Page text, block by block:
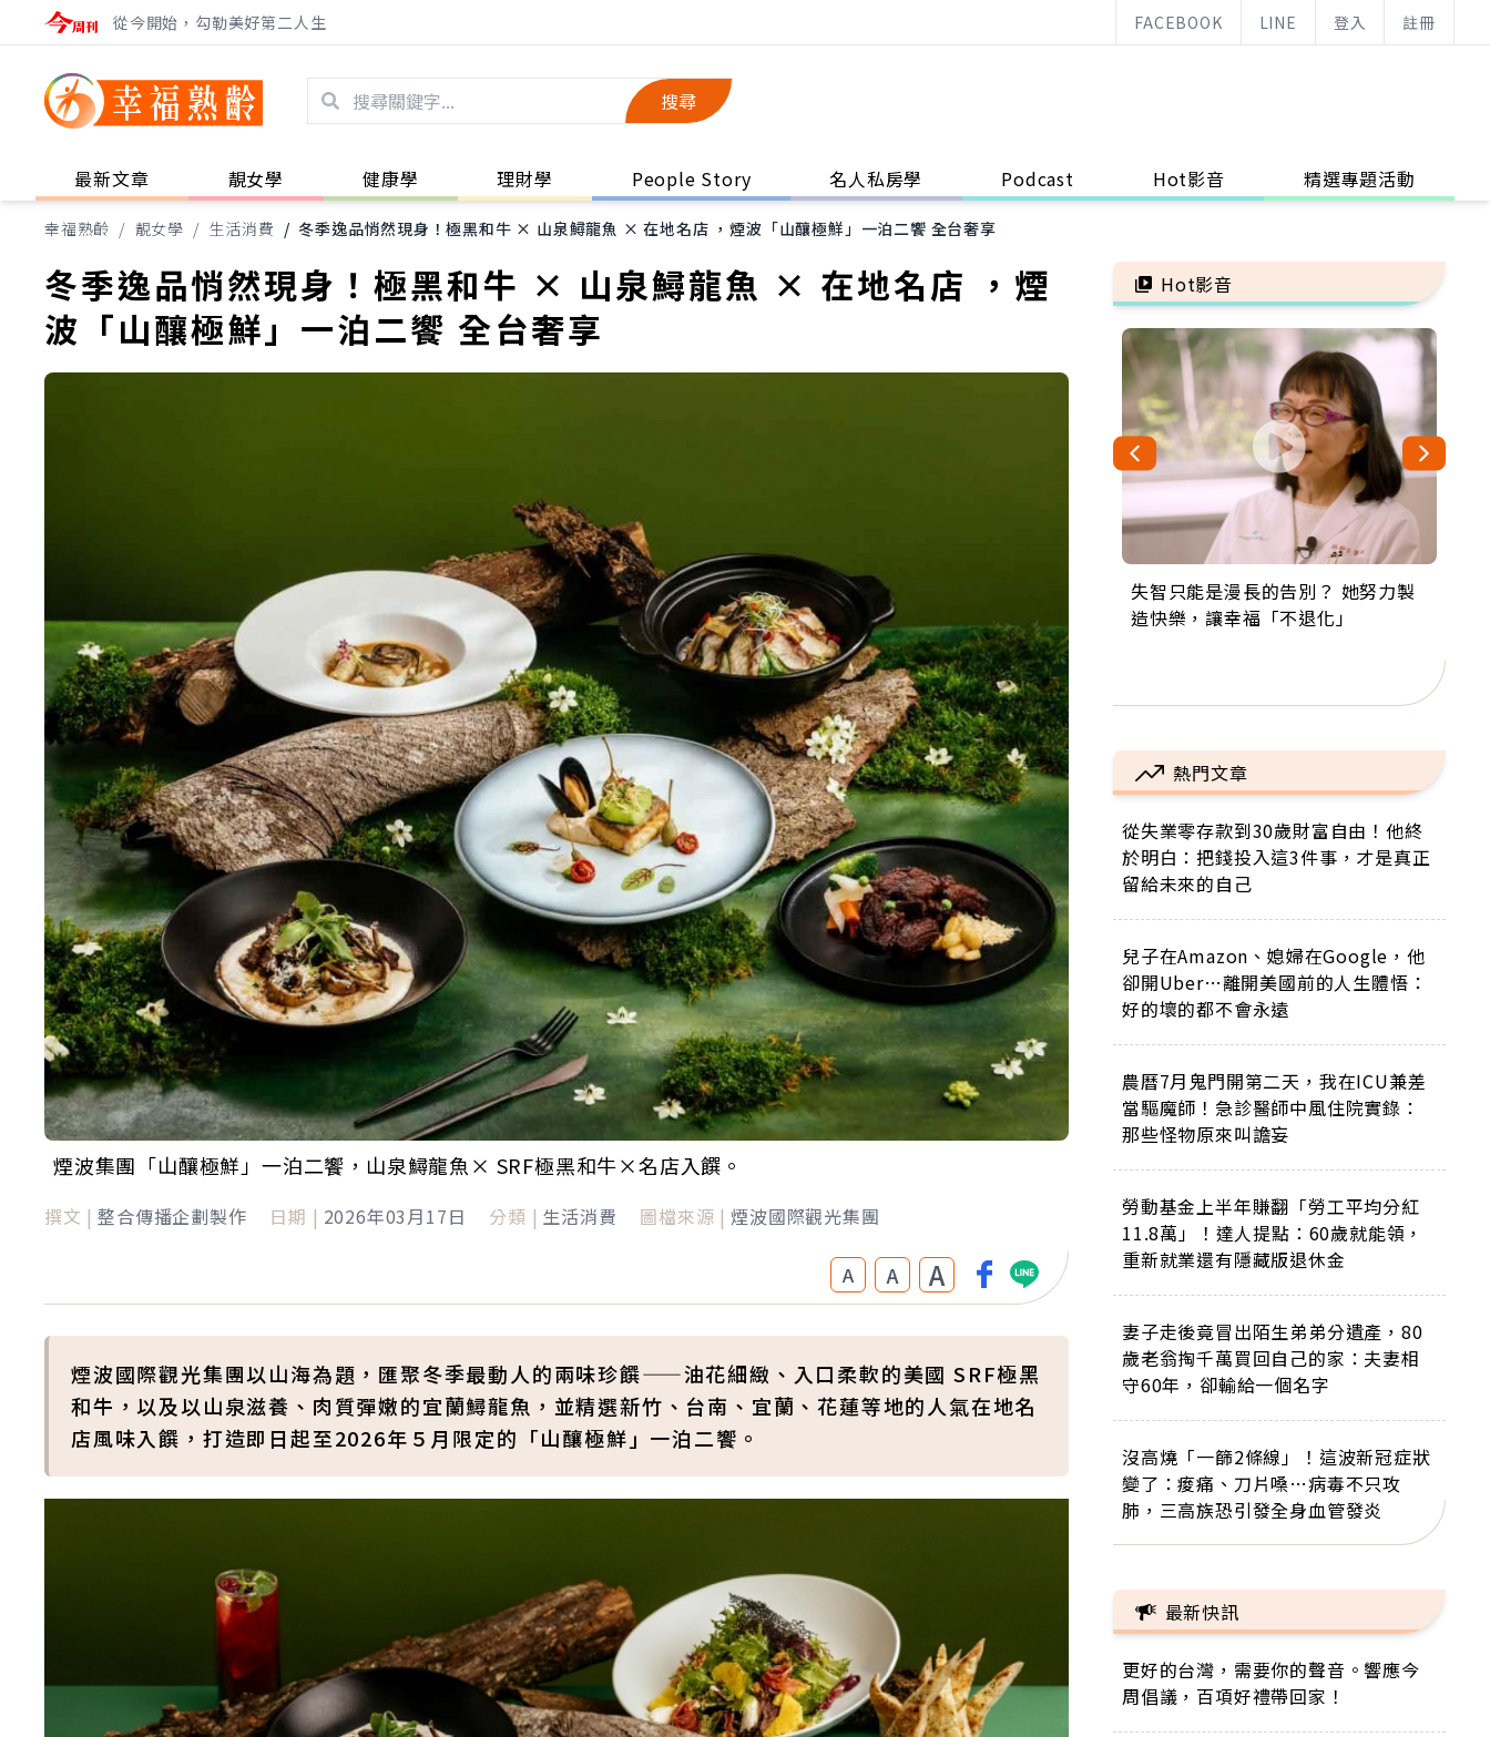
從今開始，勾勒美好第二人生 FACEBOOK LINE 登入 註冊
搜尋
最新文章 靚女學 健康學 理財學 People Story 名人私房學 Podcast Hot影音 精選專題活動
幸福熟齡 / 靚女學 / 生活消費 / 冬季逸品悄然現身！極黑和牛 × 山泉鱘龍魚 × 在地名店 ，煙波「山釀極鮮」一泊二饗 全台奢享
冬季逸品悄然現身！極黑和牛 × 山泉鱘龍魚 × 在地名店 ，煙
波「山釀極鮮」一泊二饗 全台奢享
煙波集團「山釀極鮮」一泊二饗，山泉鱘龍魚× SRF極黑和牛×名店入饌。
撰文 | 整合傳播企劃製作 日期 | 2026年03月17日 分類 | 生活消費 圖檔來源 | 煙波國際觀光集團
A A A
煙波國際觀光集團以山海為題，匯聚冬季最動人的兩味珍饌——油花細緻、入口柔軟的美國 SRF極黑
和牛，以及以山泉滋養、肉質彈嫩的宜蘭鱘龍魚，並精選新竹、台南、宜蘭、花蓮等地的人氣在地名
店風味入饌，打造即日起至2026年５月限定的「山釀極鮮」一泊二饗。
Hot影音
失智只能是漫長的告別？ 她努力製
造快樂，讓幸福「不退化」
來自剛果的巧克力神父 為台灣奉獻
36年 「台灣是我的家，我連作夢都
63歲卸矽谷副總、搬回台灣找快
樂！「蛋黃哥小丑」走進安養院，
104歲打破金氏世界紀錄 成為全球
最年長羽球選手，分享長壽的秘密
事業巔峰他選擇追夢…黑手阿伯拉
小提琴還登上小巨蛋！連CNN都大
熱門文章
從失業零存款到30歲財富自由！他終
於明白：把錢投入這3件事，才是真正
留給未來的自己
兒子在Amazon、媳婦在Google，他
卻開Uber…離開美國前的人生體悟：
好的壞的都不會永遠
農曆7月鬼門開第二天，我在ICU兼差
當驅魔師！急診醫師中風住院實錄：
那些怪物原來叫譫妄
勞動基金上半年賺翻「勞工平均分紅
11.8萬」！達人提點：60歲就能領，
重新就業還有隱藏版退休金
妻子走後竟冒出陌生弟弟分遺產，80
歲老翁掏千萬買回自己的家：夫妻相
守60年，卻輸給一個名字
沒高燒「一篩2條線」！這波新冠症狀
變了：痠痛、刀片嗓…病毒不只攻
肺，三高族恐引發全身血管發炎
最新快訊
更好的台灣，需要你的聲音。響應今
周倡議，百項好禮帶回家！